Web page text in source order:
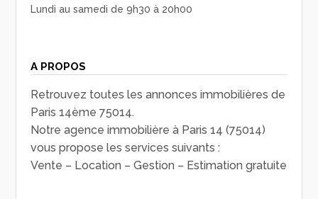
Lundi au samedi de 9h30 à 20h00
A PROPOS
Retrouvez toutes les annonces immobilières de
Paris 14ème 75014.
Notre agence immobilière à Paris 14 (75014)
vous propose les services suivants :
Vente – Location – Gestion – Estimation gratuite